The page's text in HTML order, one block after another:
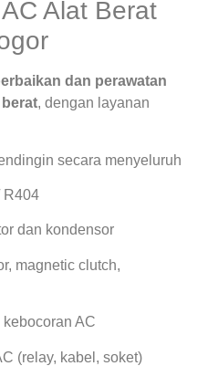
Alat Berat
dan perawatan
, dengan layanan
secara menyeluruh
R404
dan kondensor
magnetic clutch,
AC
(relay, kabel, soket)